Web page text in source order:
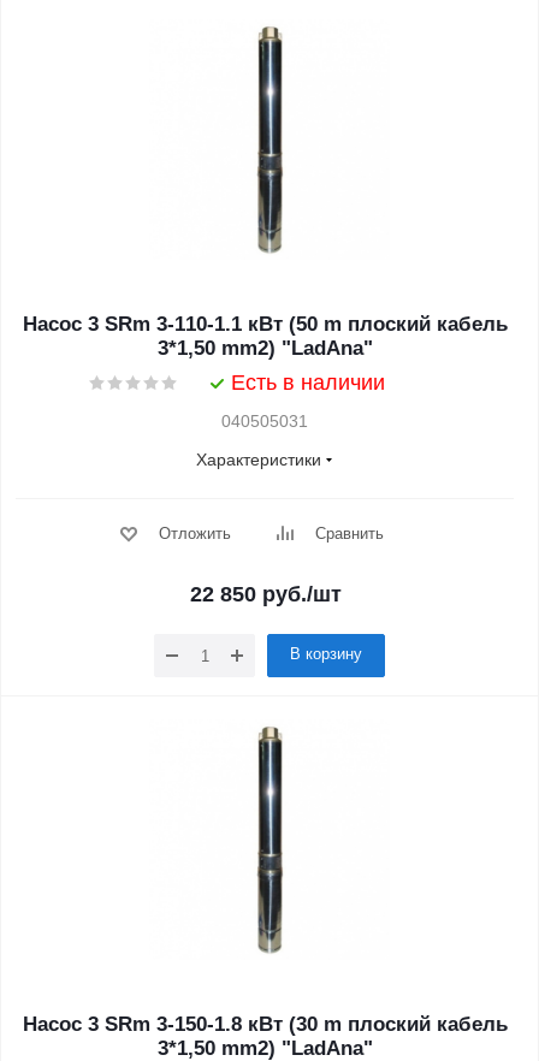
Насос 3 SRm 3-110-1.1 кВт (50 m плоский кабель
3*1,50 mm2) "LadAna"
Есть в наличии
040505031
Характеристики
Отложить Сравнить
22 850руб./шт
В корзину
Насос 3 SRm 3-150-1.8 кВт (30 m плоский кабель
3*1,50 mm2) "LadAna"